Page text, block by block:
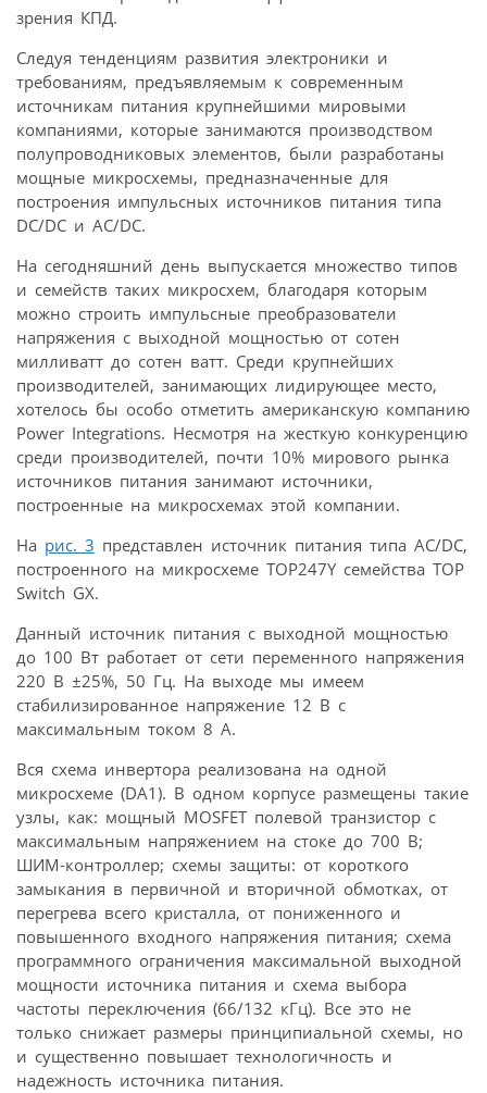
зрения КПД.
Следуя тенденциям развития электроники и
требованиям, предъявляемым к современным
источникам питания крупнейшими мировыми
компаниями, которые занимаются производством
полупроводниковых элементов, были разработаны
мощные микросхемы, предназначенные для
построения импульсных источников питания типа
DC/DC и AC/DC.
На сегодняшний день выпускается множество типов
и семейств таких микросхем, благодаря которым
можно строить импульсные преобразователи
напряжения с выходной мощностью от сотен
милливатт до сотен ватт. Среди крупнейших
производителей, занимающих лидирующее место,
хотелось бы особо отметить американскую компанию
Power Integrations. Несмотря на жесткую конкуренцию
среди производителей, почти 10% мирового рынка
источников питания занимают источники,
построенные на микросхемах этой компании.
На рис. 3 представлен источник питания типа AC/DC,
построенного на микросхеме TOP247Y семейства TOP
Switch GX.
Данный источник питания с выходной мощностью
до 100 Вт работает от сети переменного напряжения
220 В ±25%, 50 Гц. На выходе мы имеем
стабилизированное напряжение 12 В с
максимальным током 8 А.
Вся схема инвертора реализована на одной
микросхеме (DA1). В одном корпусе размещены такие
узлы, как: мощный MOSFET полевой транзистор с
максимальным напряжением на стоке до 700 В;
ШИМ-контроллер; схемы защиты: от короткого
замыкания в первичной и вторичной обмотках, от
перегрева всего кристалла, от пониженного и
повышенного входного напряжения питания; схема
программного ограничения максимальной выходной
мощности источника питания и схема выбора
частоты переключения (66/132 кГц). Все это не
только снижает размеры принципиальной схемы, но
и существенно повышает технологичность и
надежность источника питания.